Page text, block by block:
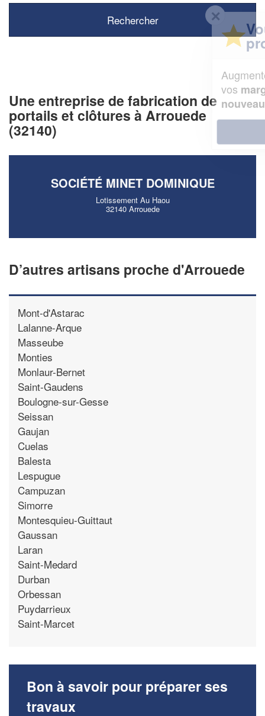
Une entreprise de fabrication de
portails et clôtures à Arrouede
(32140)
SOCIÉTÉ MINET DOMINIQUE
Lotissement Au Haou
32140 Arrouede
D’autres artisans proche d'Arrouede
Mont-d'Astarac
Lalanne-Arque
Masseube
Monties
Monlaur-Bernet
Saint-Gaudens
Boulogne-sur-Gesse
Seissan
Gaujan
Cuelas
Balesta
Lespugue
Campuzan
Simorre
Montesquieu-Guittaut
Gaussan
Laran
Saint-Medard
Durban
Orbessan
Puydarrieux
Saint-Marcet
Bon à savoir pour préparer ses
travaux
Vous êtes un
professionnel ?
chiffre d'affaireset
tout en gagnant de
nouveaux clients!